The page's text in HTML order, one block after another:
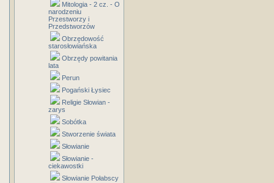
Mitologia - 2 cz. - O
narodzeniu
Przestworzy i
Przedstworzów
Obrzędowość
starosłowiańska
Obrzędy powitania
lata
Perun
Pogański Łysiec
Religie Słowian -
zarys
Sobótka
Stworzenie świata
Słowianie
Słowianie -
ciekawostki
Słowianie Połabscy